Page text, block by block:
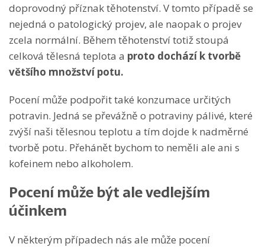
doprovodný příznak těhotenství. V tomto případě se
nejedná o patologický projev, ale naopak o projev
zcela normální. Během těhotenství totiž stoupá
celková tělesná teplota a proto dochází k tvorbě
většího množství potu.
Pocení může podpořit také konzumace určitých
potravin. Jedná se převážně o potraviny pálivé, které
zvýší naši tělesnou teplotu a tím dojde k nadměrné
tvorbě potu. Přehánět bychom to neměli ale ani s
kofeinem nebo alkoholem.
Pocení může být ale vedlejším
účinkem
V některým případech nás ale může pocení